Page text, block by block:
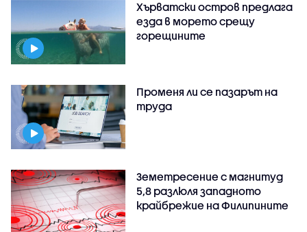
Хърватски остров предлага
езда в морето срещу
горещините
Променя ли се пазарът на
труда
Земетресение с магнитуд
5,8 разлюля западното
крайбрежие на Филипините